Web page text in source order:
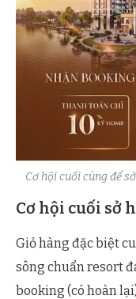
Cơ hội cuối cùng để
Cơ hội cuối sở
Giỏ hàng đặc biệt
sông chuẩn resort
booking (có hoàn